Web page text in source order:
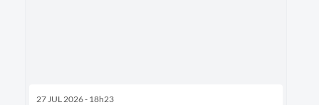
27 JUL 2026 - 18h23